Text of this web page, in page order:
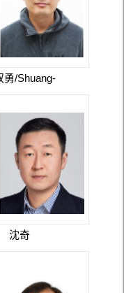
勇/Shuang-
Zhou
沈奇